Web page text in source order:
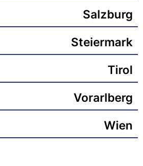
Salzburg
Steiermark
Tirol
Vorarlberg
Wien